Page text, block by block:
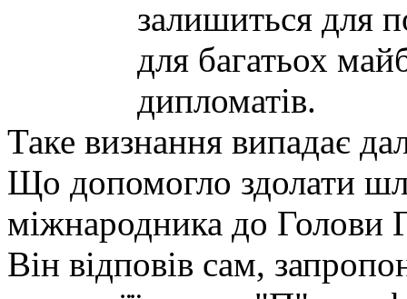
залишиться для
для багатьох
дипломатів.
Таке визнання випадає
Що допомогло здолати
міжнародника до Голови
Він відповів сам,